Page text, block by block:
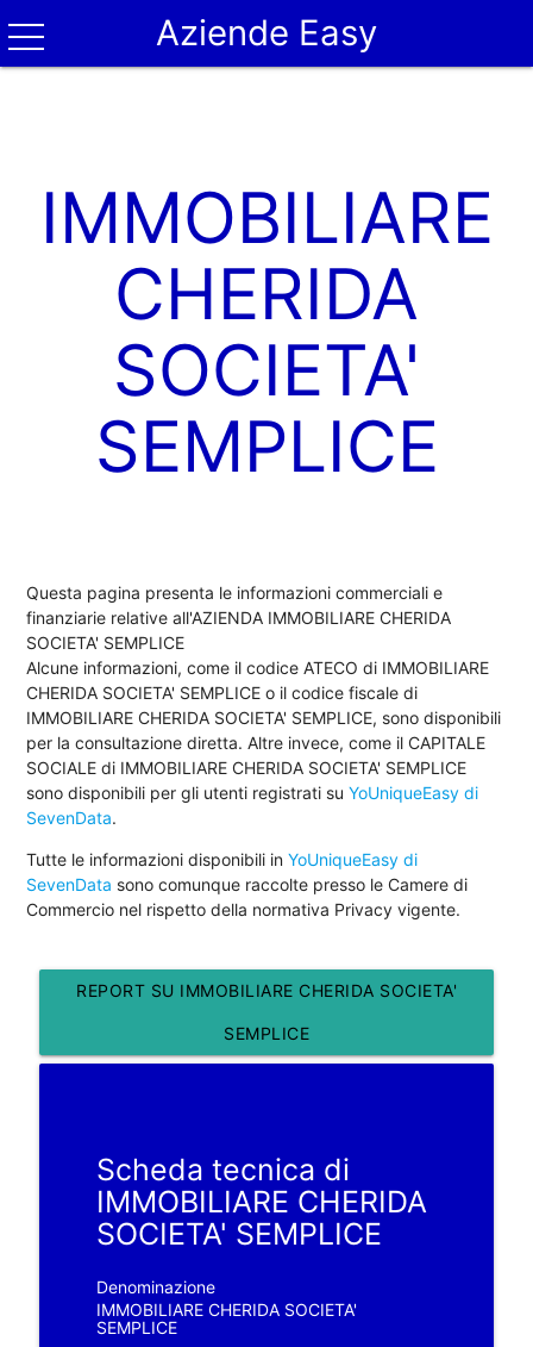
Aziende Easy
IMMOBILIARE
CHERIDA
SOCIETA'
SEMPLICE
Questa pagina presenta le informazioni commerciali e
finanziarie relative all'AZIENDA IMMOBILIARE CHERIDA
SOCIETA' SEMPLICE
Alcune informazioni, come il codice ATECO di IMMOBILIARE
CHERIDA SOCIETA' SEMPLICE o il codice fiscale di
IMMOBILIARE CHERIDA SOCIETA' SEMPLICE, sono disponibili
per la consultazione diretta. Altre invece, come il CAPITALE
SOCIALE di IMMOBILIARE CHERIDA SOCIETA' SEMPLICE
sono disponibili per gli utenti registrati suYoUniqueEasy di
SevenData.
Tutte le informazioni disponibili inYoUniqueEasy di
SevenData sono comunque raccolte presso le Camere di
Commercio nel rispetto della normativa Privacy vigente.
REPORT SU IMMOBILIARE CHERIDA SOCIETA'
SEMPLICE
Scheda tecnica di
IMMOBILIARE CHERIDA
SOCIETA' SEMPLICE
Denominazione
IMMOBILIARE CHERIDA SOCIETA'
SEMPLICE